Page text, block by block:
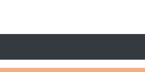
en warme sfeer, met faciliteiten
ontworpen om comfort en
Er wordt veel aandacht
interactie aan te moedigen en
en een natuurlijke